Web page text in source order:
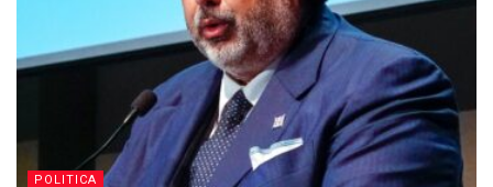
POLITICA